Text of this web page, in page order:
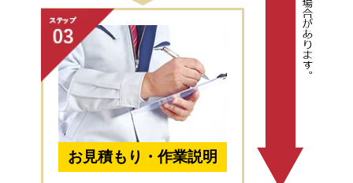
お見積もり・作業説明